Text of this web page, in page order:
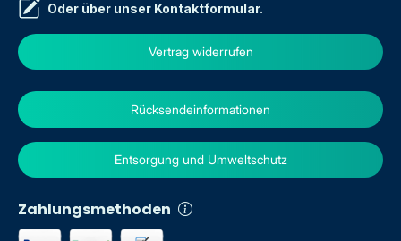
Oder über unser Kontaktformular.
Vertrag widerrufen
Zahlungsmethoden
Rücksendeinformationen
Entsorgung und Umweltschutz